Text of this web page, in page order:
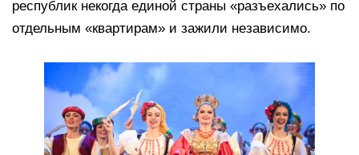
республик некогда единой страны «разъехались» по
отдельным «квартирам» и зажили независимо.